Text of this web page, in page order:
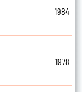
1984
1978